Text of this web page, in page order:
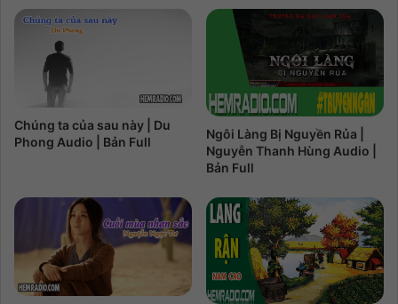
Chúng ta của sau này | Du
Phong Audio | Bản Full
Ngôi Làng Bị Nguyền Rủa |
Nguyễn Thanh Hùng Audio |
Bản Full